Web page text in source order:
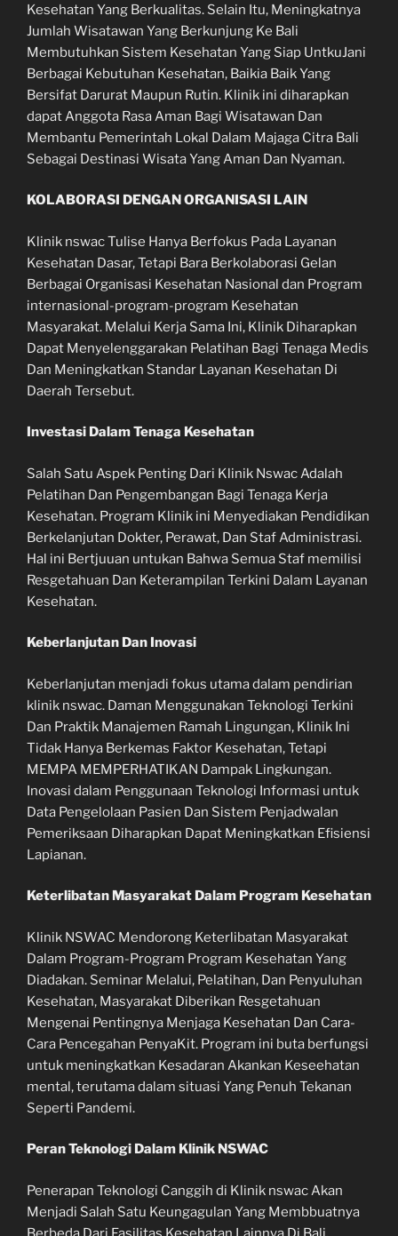
Kesehatan Yang Berkualitas. Selain Itu, Meningkatnya
Jumlah Wisatawan Yang Berkunjung Ke Bali
Membutuhkan Sistem Kesehatan Yang Siap UntkuJani
Berbagai Kebutuhan Kesehatan, Baikia Baik Yang
Bersifat Darurat Maupun Rutin. Klinik ini diharapkan
dapat Anggota Rasa Aman Bagi Wisatawan Dan
Membantu Pemerintah Lokal Dalam Majaga Citra Bali
Sebagai Destinasi Wisata Yang Aman Dan Nyaman.
KOLABORASI DENGAN ORGANISASI LAIN
Klinik nswac Tulise Hanya Berfokus Pada Layanan
Kesehatan Dasar, Tetapi Bara Berkolaborasi Gelan
Berbagai Organisasi Kesehatan Nasional dan Program
internasional-program-program Kesehatan
Masyarakat. Melalui Kerja Sama Ini, Klinik Diharapkan
Dapat Menyelenggarakan Pelatihan Bagi Tenaga Medis
Dan Meningkatkan Standar Layanan Kesehatan Di
Daerah Tersebut.
Investasi Dalam Tenaga Kesehatan
Salah Satu Aspek Penting Dari Klinik Nswac Adalah
Pelatihan Dan Pengembangan Bagi Tenaga Kerja
Kesehatan. Program Klinik ini Menyediakan Pendidikan
Berkelanjutan Dokter, Perawat, Dan Staf Administrasi.
Hal ini Bertjuuan untukan Bahwa Semua Staf memilisi
Resgetahuan Dan Keterampilan Terkini Dalam Layanan
Kesehatan.
Keberlanjutan Dan Inovasi
Keberlanjutan menjadi fokus utama dalam pendirian
klinik nswac. Daman Menggunakan Teknologi Terkini
Dan Praktik Manajemen Ramah Lingungan, Klinik Ini
Tidak Hanya Berkemas Faktor Kesehatan, Tetapi
MEMPA MEMPERHATIKAN Dampak Lingkungan.
Inovasi dalam Penggunaan Teknologi Informasi untuk
Data Pengelolaan Pasien Dan Sistem Penjadwalan
Pemeriksaan Diharapkan Dapat Meningkatkan Efisiensi
Lapianan.
Keterlibatan Masyarakat Dalam Program Kesehatan
Klinik NSWAC Mendorong Keterlibatan Masyarakat
Dalam Program-Program Program Kesehatan Yang
Diadakan. Seminar Melalui, Pelatihan, Dan Penyuluhan
Kesehatan, Masyarakat Diberikan Resgetahuan
Mengenai Pentingnya Menjaga Kesehatan Dan Cara-
Cara Pencegahan PenyaKit. Program ini buta berfungsi
untuk meningkatkan Kesadaran Akankan Keseehatan
mental, terutama dalam situasi Yang Penuh Tekanan
Seperti Pandemi.
Peran Teknologi Dalam Klinik NSWAC
Penerapan Teknologi Canggih di Klinik nswac Akan
Menjadi Salah Satu Keungagulan Yang Membbuatnya